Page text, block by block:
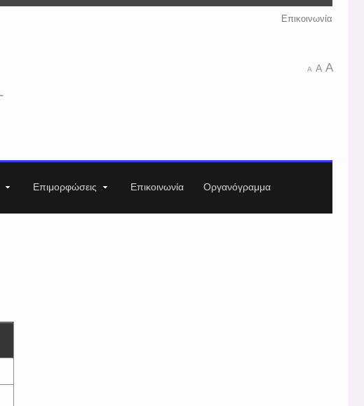
Επικοινωνία
A A A
Επιμορφώσεις Επικοινωνία Οργανόγραμμα